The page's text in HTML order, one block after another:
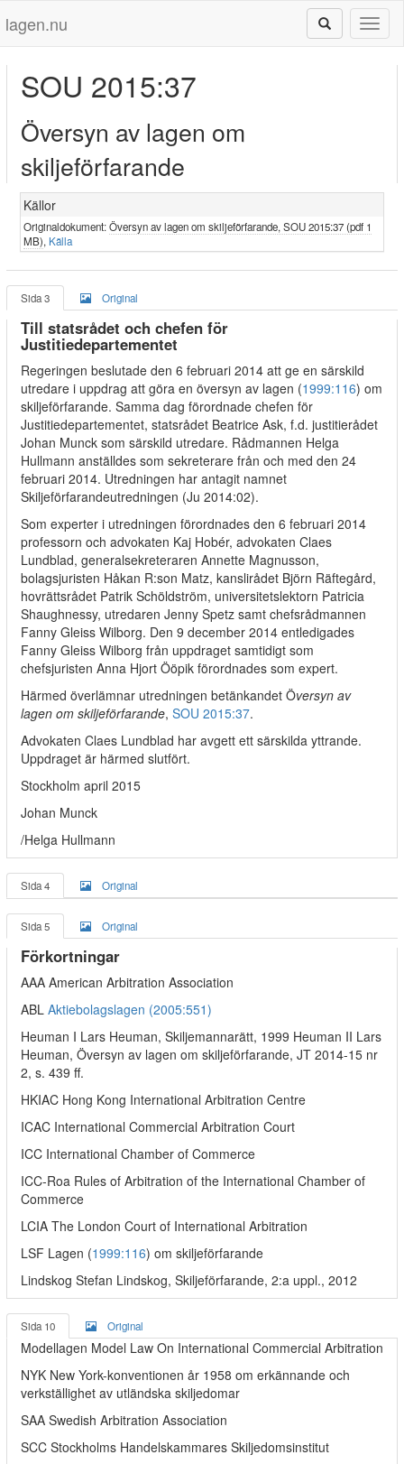
lagen.nu
SOU 2015:37
Översyn av lagen om
skiljeförfarande
Källor
Originaldokument:Översyn av lagen om skiljeförfarande, SOU 2015:37 (pdf 1
MB), Källa
Sida 3 Original
Till statsrådet och chefen för
Justitiedepartementet
Regeringen beslutade den 6 februari 2014 att ge en särskild
utredare i uppdrag att göra en översyn av lagen (1999:116) om
skiljeförfarande. Samma dag förordnade chefen för
Justitiedepartementet, statsrådet Beatrice Ask, f.d. justitierådet
Johan Munck som särskild utredare. Rådmannen Helga
Hullmann anställdes som sekreterare från och med den 24
februari 2014. Utredningen har antagit namnet
Skiljeförfarandeutredningen (Ju 2014:02).
Som experter i utredningen förordnades den 6 februari 2014
professorn och advokaten Kaj Hobér, advokaten Claes
Lundblad, generalsekreteraren Annette Magnusson,
bolagsjuristen Håkan R:son Matz, kanslirådet Björn Räftegård,
hovrättsrådet Patrik Schöldström, universitetslektorn Patricia
Shaughnessy, utredaren Jenny Spetz samt chefsrådmannen
Fanny Gleiss Wilborg. Den 9 december 2014 entledigades
Fanny Gleiss Wilborg från uppdraget samtidigt som
chefsjuristen Anna Hjort Ööpik förordnades som expert.
Härmed överlämnar utredningen betänkandet Översyn av
lagen om skiljeförfarande, SOU 2015:37.
Advokaten Claes Lundblad har avgett ett särskilda yttrande.
Uppdraget är härmed slutfört.
Stockholm april 2015
Johan Munck
/Helga Hullmann
Sida 4 Original
Sida 5 Original
Förkortningar
AAA American Arbitration Association
ABL Aktiebolagslagen (2005:551)
Heuman I Lars Heuman, Skiljemannarätt, 1999 Heuman II Lars
Heuman, Översyn av lagen om skiljeförfarande, JT 2014-15 nr
2, s. 439 ff.
HKIAC Hong Kong International Arbitration Centre
ICAC International Commercial Arbitration Court
ICC International Chamber of Commerce
ICC-Roa Rules of Arbitration of the International Chamber of
Commerce
LCIA The London Court of International Arbitration
LSF Lagen (1999:116) om skiljeförfarande
Lindskog Stefan Lindskog, Skiljeförfarande, 2:a uppl., 2012
Sida 10 Original
Modellagen Model Law On International Commercial Arbitration
NYK New York-konventionen år 1958 om erkännande och
verkställighet av utländska skiljedomar
SAA Swedish Arbitration Association
SCC Stockholms Handelskammares Skiljedomsinstitut